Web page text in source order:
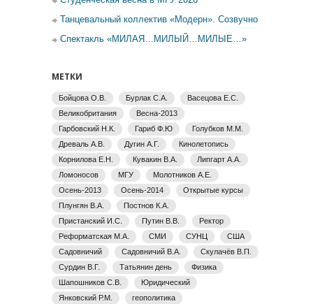
Танцевальный коллектив «Модерн». Созвучно
Спектакль «МИЛАЯ…МИЛЫЙ…МИЛЫЕ…»
МЕТКИ
Бойцова О.В. Бурлак С.А.
Васецова Е.С.
Великобритания
Весна-2013
Гарбовский Н.К.
Гариб Ф.Ю
Голубков М.М.
Древаль А.В.
Дугин А.Г.
Кинолетопись
Корнилова Е.Н.
Кувакин В.А.
Липгарт А.А.
Ломоносов
МГУ
Молотников А.Е.
Осень-2013
Осень-2014
Открытые курсы
Плунгян В.А.
Постнов К.А.
Пристанский И.С.
Путин В.В.
Ректор
Реформатская М.А.
СМИ СУНЦ
США
Садовничий
Садовничий В.А.
Скулачёв В.П.
Сурдин В.Г.
Татьянин день
Физика
Шапошников С.В.
Юридический
Янковский Р.М.
геополитика